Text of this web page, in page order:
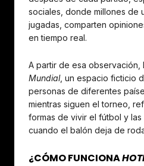
sociales, donde millones de
jugadas, comparten
en tiempo real.
A partir de esa observación,
Mundial, un espacio ficticio
personas de diferentes
mientras siguen el torneo,
formas de vivir el fútbol y
cuando el balón deja de
¿CÓMO FUNCIONA